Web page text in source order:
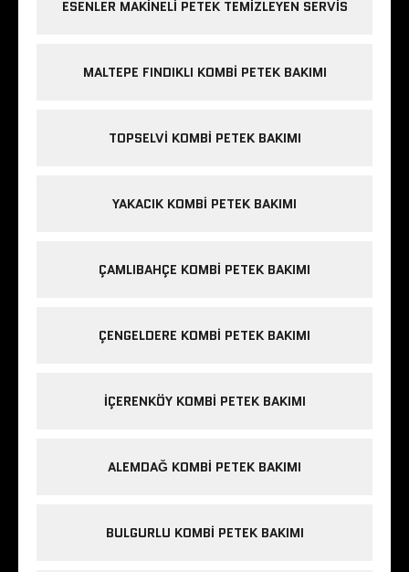
ESENLER MAKINELI PETEK TEMIZLEYEN SERVIS
MALTEPE FINDIKLI KOMBI PETEK BAKIMI
TOPSELVI KOMBI PETEK BAKIMI
YAKACIK KOMBI PETEK BAKIMI
ÇAMLIBAHÇE KOMBI PETEK BAKIMI
ÇENGELDERE KOMBI PETEK BAKIMI
IÇERENKÖY KOMBI PETEK BAKIMI
ALEMDAĞ KOMBI PETEK BAKIMI
BULGURLU KOMBI PETEK BAKIMI